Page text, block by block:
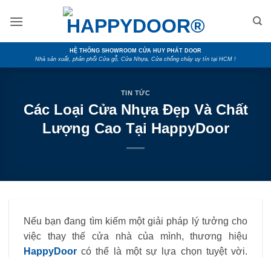
HỆ THỐNG SHOWROOM CỬA HUY PHÁT DOOR
Nhà sản xuất, phân phối Cửa gỗ, Cửa Nhựa, Cửa chống cháy uy tín tại HCM !
TIN TỨC
Các Loại Cửa Nhựa Đẹp Và Chất
Lượng Cao Tại HappyDoor
Nếu bạn đang tìm kiếm một giải pháp lý tưởng cho
việc thay thế cửa nhà của mình, thương hiệu
HappyDoor có thể là một sự lựa chọn tuyệt vời.